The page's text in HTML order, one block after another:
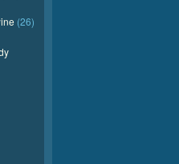
(26)